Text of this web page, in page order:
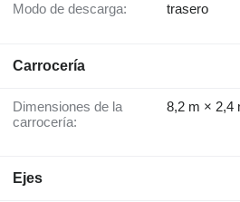
Modo de descarga: trasero
Carrocería
Dimensiones de la
carrocería:
8,2 m × 2,4
Ejes